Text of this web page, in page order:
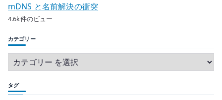
mDNS と名前解決の衝突
4.6k件のビュー
カテゴリー
タグ